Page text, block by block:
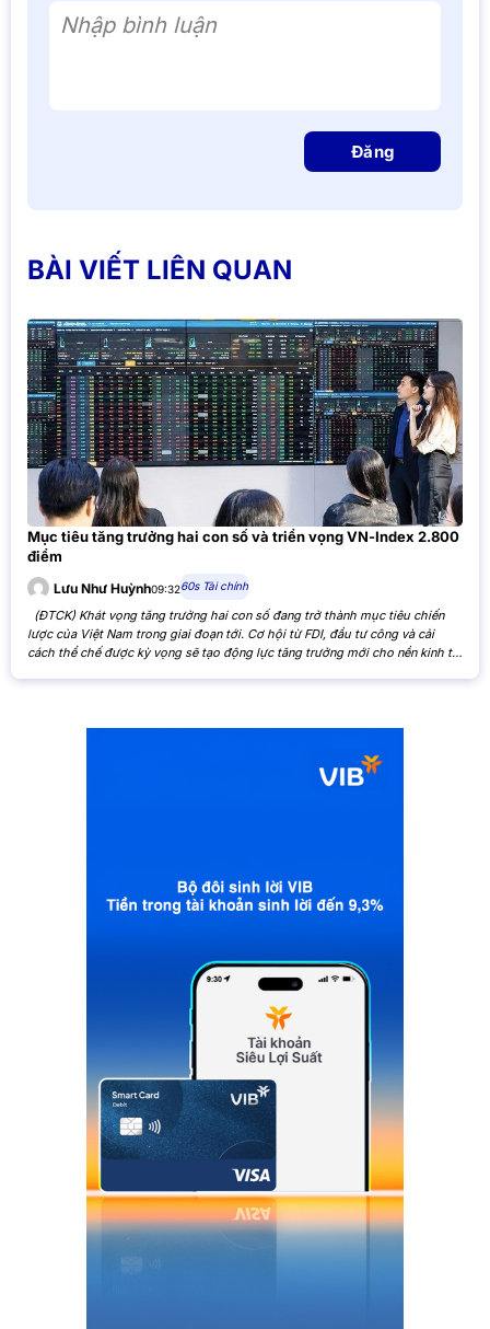
Nhập bình luận
Đăng
BÀI VIẾT LIÊN QUAN
Mục tiêu tăng trưởng hai con số và triển vọng VN-Index 2.800
điểm
Lưu Như Huỳnh09:3260s Tài chính
(ĐTCK) Khát vọng tăng trưởng hai con số đang trở thành mục tiêu chiến
lược của Việt Nam trong giai đoạn tới. Cơ hội từ FDI, đầu tư công và cải
cách thể chế được kỳ vọng sẽ tạo động lực tăng trưởng mới cho nền kinh tế,